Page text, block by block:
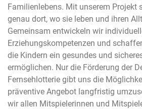
Familienlebens. Mit unserem Projekt
genau dort, wo sie leben und ihren
Gemeinsam entwickeln wir
Erziehungskompetenzen und
die Kindern ein gesundes und
ermöglichen. Nur die Förderung der
Fernsehlotterie gibt uns die
präventive Angebot langfristig
wir allen Mitspielerinnen und